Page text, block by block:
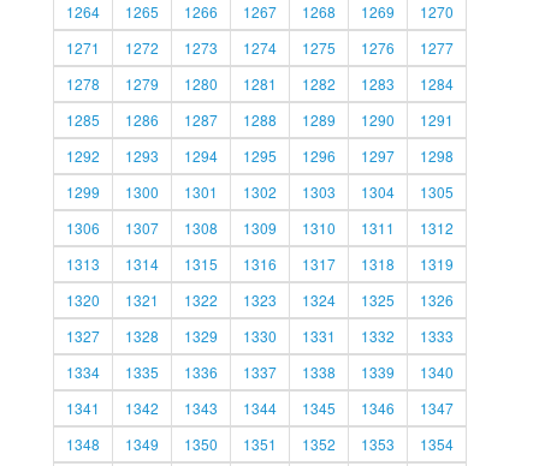
1264
1265 1266 1267 1268 1269
1270
1271
1272 1273 1274 1275 1276
1277
1278
1279 1280 1281 1282 1283
1284
1285
1286 1287 1288 1289 1290
1291
1292
1293 1294 1295 1296 1297
1298
1299
1300 1301 1302 1303 1304
1305
1306
1307 1308 1309 1310 1311
1312
1313
1314 1315 1316 1317 1318
1319
1320
1321 1322 1323 1324 1325
1326
1327
1328 1329 1330 1331 1332
1333
1334
1335 1336 1337 1338 1339
1340
1341
1342 1343 1344 1345 1346
1347
1348
1349 1350 1351 1352 1353
1354